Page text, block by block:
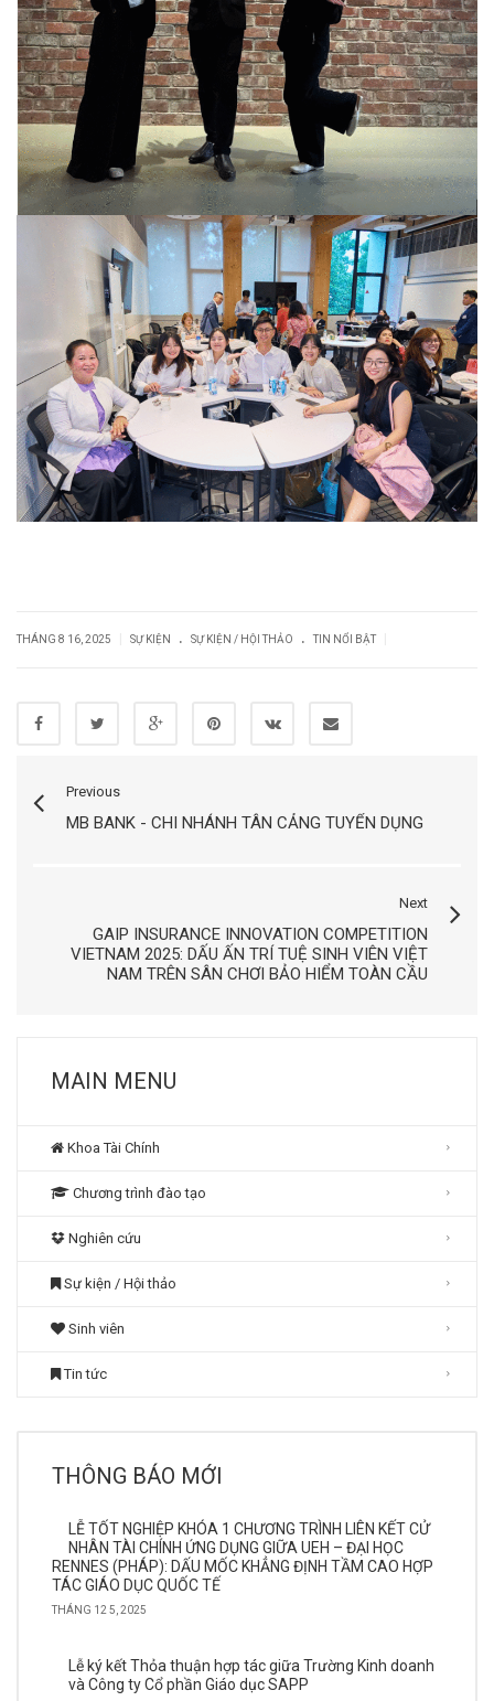
THÁNG 8 16, 2025 SỰ KIỆN . SỰ KIỆN / HỘI THẢO . TIN NỔI BẬT
Previous
MB BANK - CHI NHÁNH TÂN CẢNG TUYỂN DỤNG
Next
GAIP INSURANCE INNOVATION COMPETITION
VIETNAM 2025: DẤU ẤN TRÍ TUỆ SINH VIÊN VIỆT
NAM TRÊN SÂN CHƠI BẢO HIỂM TOÀN CẦU
MAIN MENU
Khoa Tài Chính
Chương trình đào tạo
Nghiên cứu
Sự kiện / Hội thảo
Sinh viên
Tin tức
THÔNG BÁO MỚI
LỄ TỐT NGHIỆP KHÓA 1 CHƯƠNG TRÌNH LIÊN KẾT CỬ
NHÂN TÀI CHÍNH ỨNG DỤNG GIỮA UEH – ĐẠI HỌC
RENNES (PHÁP): DẤU MỐC KHẲNG ĐỊNH TẦM CAO HỢP
TÁC GIÁO DỤC QUỐC TẾ
THÁNG 12 5, 2025
Lễ ký kết Thỏa thuận hợp tác giữa Trường Kinh doanh
và Công ty Cổ phần Giáo dục SAPP